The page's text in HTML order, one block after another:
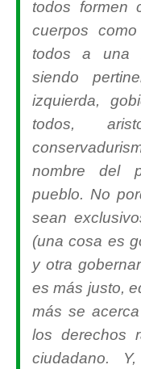
todos formen
cuerpos
todos a una
siendo
izquierda,
todos,
nombre del
pueblo. No
sean
(una cosa es
y otra
es más justo,
más se
los derechos
ciudadano.